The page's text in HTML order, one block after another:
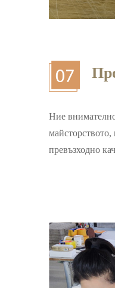
Ние
майсторството,
превъзходно